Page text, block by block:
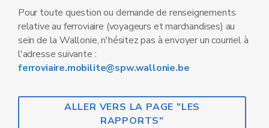
Pour toute question ou demande de renseignements
relative au ferroviaire (voyageurs et marchandises) au
sein de la Wallonie, n'hésitez pas à envoyer un courriel à
l'adresse suivante :
ferroviaire.mobilite@spw.wallonie.be
ALLER VERS LA PAGE "LES
RAPPORTS"